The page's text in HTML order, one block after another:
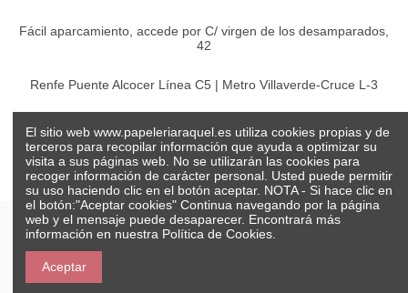
Fácil aparcamiento, accede por C/ virgen de los desamparados,
42
Renfe Puente Alcocer Línea C5 | Metro Villaverde-Cruce L-3
El sitio web www.papeleriaraquel.es utiliza cookies propias y de
terceros para recopilar información que ayuda a optimizar su
visita a sus páginas web. No se utilizarán las cookies para
recoger información de carácter personal. Usted puede permitir
su uso haciendo clic en el botón aceptar. NOTA - Si hace clic en
el botón:"Aceptar cookies" Continua navegando por la página
web y el mensaje puede desaparecer. Encontrará más
información en nuestra Política de Cookies.
Aceptar